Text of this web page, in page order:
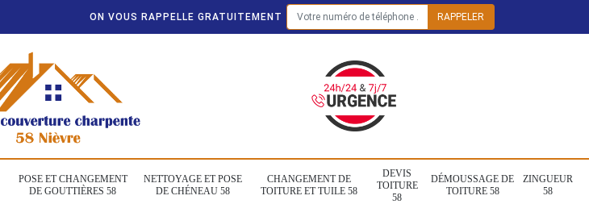
ON VOUS RAPPELLE GRATUITEMENT
POSE ET CHANGEMENT
DE GOUTTIÈRES 58
NETTOYAGE ET POSE
DE CHÉNEAU 58
CHANGEMENT DE
TOITURE ET TUILE 58
DEVIS
TOITURE
58
DÉMOUSSAGE DE
TOITURE 58
ZINGUEUR
58